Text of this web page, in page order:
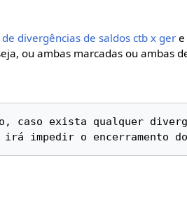
divergências de saldos ctb x ger e
ou ambas marcadas ou ambas
caso exista qualquer